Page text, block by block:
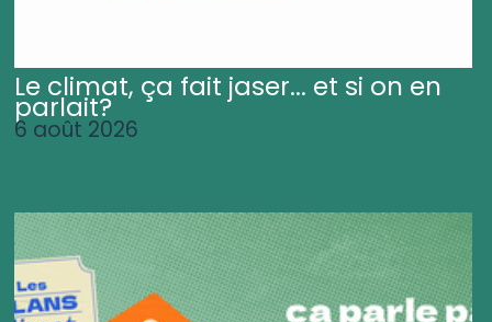
Le climat, ça fait jaser... et si on en
parlait?
6 août 2026